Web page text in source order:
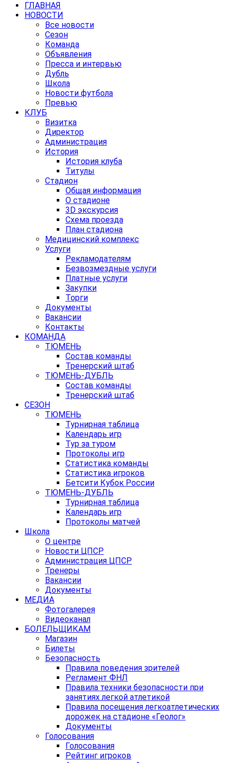
ГЛАВНАЯ
НОВОСТИ
Все новости
Сезон
Команда
Объявления
Пресса и интервью
Дубль
Школа
Новости футбола
Превью
КЛУБ
Визитка
Директор
Администрация
История
История клуба
Титулы
Стадион
Общая информация
О стадионе
3D экскурсия
Схема проезда
План стадиона
Медицинский комплекс
Услуги
Рекламодателям
Безвозмездные услуги
Платные услуги
Закупки
Торги
Документы
Вакансии
Контакты
КОМАНДА
ТЮМЕНЬ
Состав команды
Тренерский штаб
ТЮМЕНЬ-ДУБЛЬ
Состав команды
Тренерский штаб
СЕЗОН
ТЮМЕНЬ
Турнирная таблица
Календарь игр
Тур за туром
Протоколы игр
Статистика команды
Статистика игроков
Бетсити Кубок России
ТЮМЕНЬ-ДУБЛЬ
Турнирная таблица
Календарь игр
Протоколы матчей
Школа
О центре
Новости ЦПСР
Администрация ЦПСР
Тренеры
Вакансии
Документы
МЕДИА
Фотогалерея
Видеоканал
БОЛЕЛЬЩИКАМ
Магазин
Билеты
Безопасность
Правила поведения зрителей
Регламент ФНЛ
Правила техники безопасности при
занятиях легкой атлетикой
Правила посещения легкоатлетических
дорожек на стадионе «Геолог»
Документы
Голосования
Голосования
Рейтинг игроков